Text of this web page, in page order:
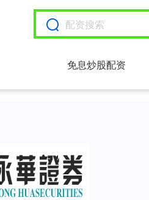
免息炒股配资